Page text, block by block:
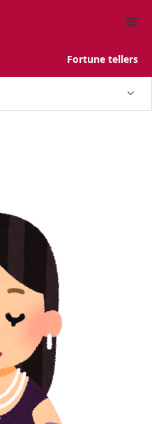
Fortune tellers